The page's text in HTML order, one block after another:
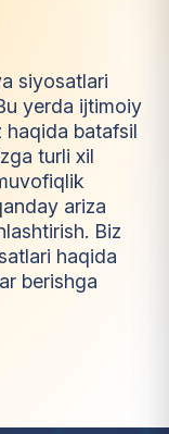
siyosatlari
yerda ijtimoiy
haqida batafsil
turli xil
ariza
Biz
haqida
berishga